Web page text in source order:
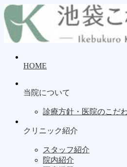
HOME
当院について
診療方針・医院のこだ
クリニック紹介
スタッフ紹介
院内紹介